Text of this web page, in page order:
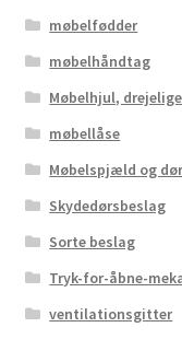
møbelfødder
møbelhåndtag
Møbelhjul,
møbellåse
Møbelspjæld og
Skydedørsbeslag
Sorte beslag
Tryk-for-åbne-
ventilationsgitter